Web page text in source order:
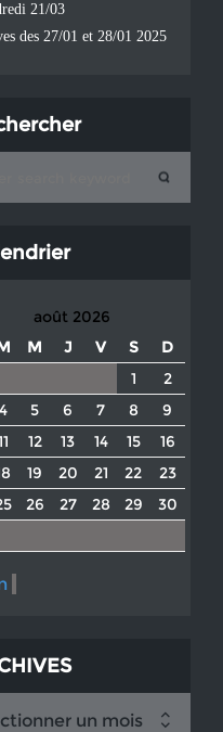
21/03
des 27/01 et 28/01 2025
août 2026
M J V S
D
1
2
4 5 6 7 8
9
12 13 14 15
16
19 20 21 22
23
26 27 28 29
30
un mois